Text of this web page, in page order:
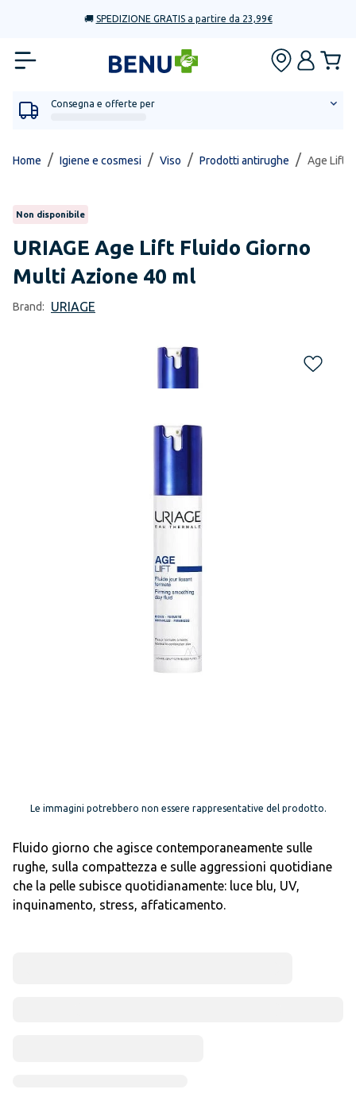
🚚 SPEDIZIONE GRATIS a partire da 23,99€
Consegna e offerte per
Home / Igiene e cosmesi / Viso / Prodotti antirughe / Age Lift
Non disponibile
URIAGE Age Lift Fluido Giorno
Multi Azione 40 ml
Brand: URIAGE
Le immagini potrebbero non essere rappresentative del prodotto.
Fluido giorno che agisce contemporaneamente sulle
rughe, sulla compattezza e sulle aggressioni quotidiane
che la pelle subisce quotidianamente: luce blu, UV,
inquinamento, stress, affaticamento.